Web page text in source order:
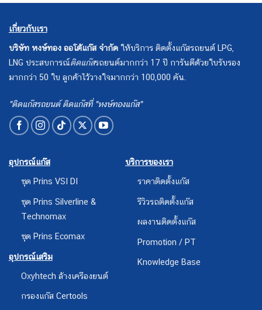
เกี่ยวกับเรา
บริษัท หงษ์ทอง ออโต้แก๊ส จำกัด ให้บริการ ติดตั้งแก๊สรถยนต์ LPG,
LNG ประสบการณ์ติดแก๊สรถยนต์มากกว่า 17 ปี การันตีด้วยใบรับรอง
มากกว่า 50 ใบ ลูกค้าไว้วางใจมากกว่า 100,000 คัน.
"ติดแก๊สรถยนต์ ติดแก๊สที่ "หงษ์ทองแก๊ส"
อุปกรณ์แก๊ส
ชุด Prins VSI DI
ชุด Prins Silverline &
Technomax
ชุด Prins Ecomax
อุปกรณ์เสริม
Oxyhtech ล้างเครืองยนต์
กรองแก๊ส Certools
บริการของเรา
ราคาติดตั้งแก๊ส
รีวิวรถติดตั้งแก๊ส
ผลงานติดตั้งแก๊ส
Promotion / PT
Knowledge Base